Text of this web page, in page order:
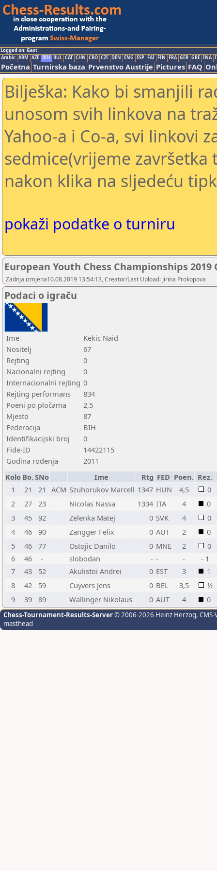
Logged on: Gast
Arabic ARM AZE BIH BUL CAT CHN CRO CZE DEN ENG ESP FAI FIN FRA GER GRE INA
Početna Turnirska baza Prvenstvo Austrije Pictures FAQ
Bilješka: Kako bi smanjili
unosom svih linkova na
Yahoo-a i Co-a, svi linkovi
sedmice(vrijeme
nakon klika na sljedeću
pokaži podatke o turniru
European Youth Chess Championships 2019
Zadnja izmjena10.08.2019 13:54:13, Creator/Last Upload: Jirina Prokopova
Podaci o igraču
Ime
Kekic Naid
Nositelj
67
Rejting
0
Nacionalni rejting
0
Internacionalni rejting 0
Rejting performans
834
Poeni po pločama
2,5
Mjesto
87
Federacija
BIH
Identifikacijski broj
0
Fide-ID
14422115
Godina rođenja
2011
Kolo Bo.SNo Ime Rtg FED Poen. Rez.
1
21 21 ACM Szuhorukov Marcell 1347 HUN 4,5
0
2
27 23 Nicolas Nassa 1334 ITA 4
0
3
45 92 Zelenka Matej 0 SVK 4
0
4
46 90 Zangger Felix 0 AUT 2
0
5
46 77 Ostojic Danilo 0 MNE 2
0
6
46 - slobodan - - -
- 1
7
43 52 Akulistoi Andrei 0 EST 3
1
8
42 59 Cuyvers Jens 0 BEL 3,5
½
9
39 89 Wallinger Nikolaus 0 AUT 4 0
Chess-Tournament-Results-Server© 2006-2026 Heinz Herzog,
masthead